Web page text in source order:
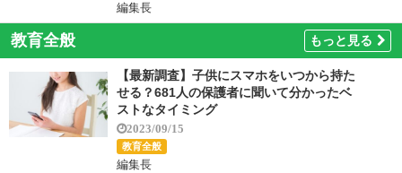
編集長
教育全般 もっと見る
【最新調査】子供にスマホをいつから持た
せる？681人の保護者に聞いて分かったベ
ストなタイミング
2023/09/15
教育全般
編集長